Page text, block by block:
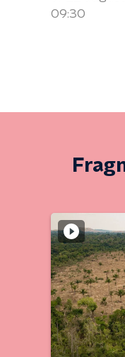
09:30